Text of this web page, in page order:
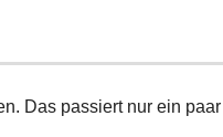
Das passiert nur ein